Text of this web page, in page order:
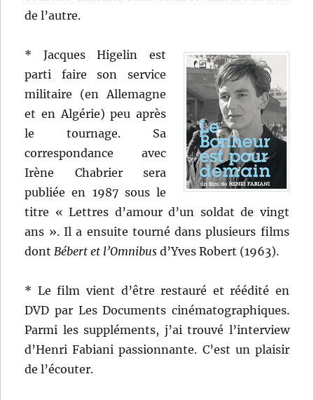
de l’autre.
* Jacques Higelin est
parti faire son service
militaire (en Allemagne
et en Algérie) peu après
le tournage. Sa
correspondance avec
Irène Chabrier sera
publiée en 1987 sous le
titre « Lettres d’amour d’un soldat de vingt
ans ». Il a ensuite tourné dans plusieurs films
dont Bébert et l’Omnibus d’Yves Robert (1963).
* Le film vient d’être restauré et réédité en
DVD par Les Documents cinématographiques.
Parmi les suppléments, j’ai trouvé l’interview
d’Henri Fabiani passionnante. C’est un plaisir
de l’écouter.